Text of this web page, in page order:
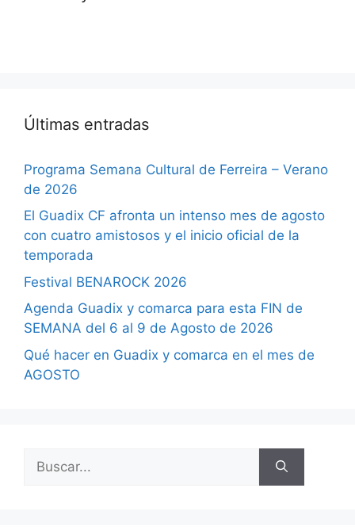
Últimas entradas
Programa Semana Cultural de Ferreira – Verano
de 2026
El Guadix CF afronta un intenso mes de agosto
con cuatro amistosos y el inicio oficial de la
temporada
Festival BENAROCK 2026
Agenda Guadix y comarca para esta FIN de
SEMANA del 6 al 9 de Agosto de 2026
Qué hacer en Guadix y comarca en el mes de
AGOSTO